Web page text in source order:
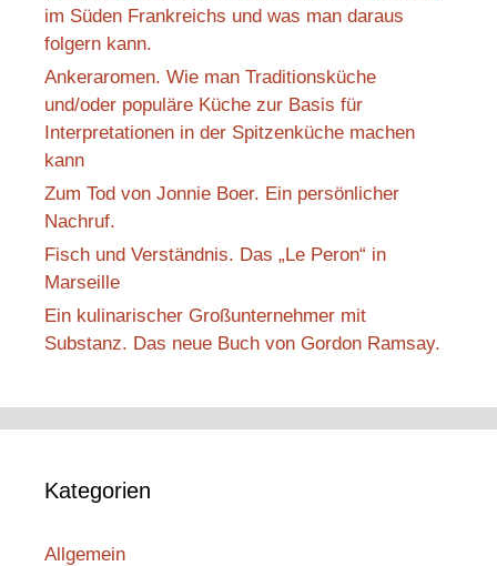
im Süden Frankreichs und was man daraus
folgern kann.
Ankeraromen. Wie man Traditionsküche
und/oder populäre Küche zur Basis für
Interpretationen in der Spitzenküche machen
kann
Zum Tod von Jonnie Boer. Ein persönlicher
Nachruf.
Fisch und Verständnis. Das „Le Peron“ in
Marseille
Ein kulinarischer Großunternehmer mit
Substanz. Das neue Buch von Gordon Ramsay.
Kategorien
Allgemein